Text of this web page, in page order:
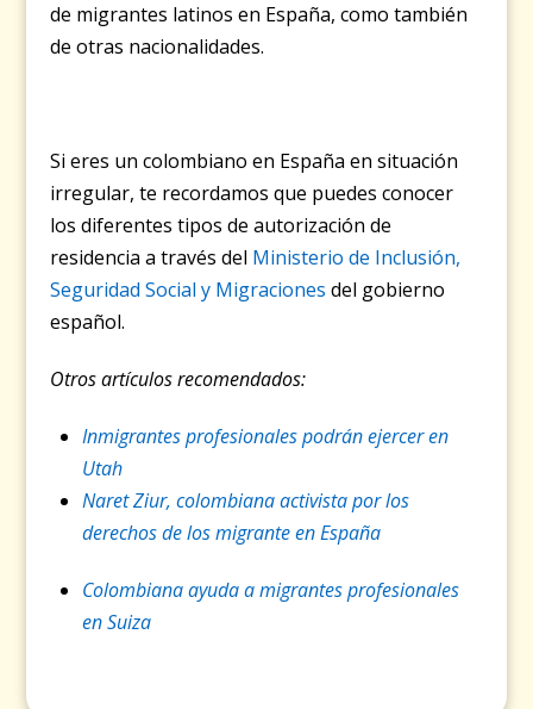
de migrantes latinos en España, como también
de otras nacionalidades.
Si eres un colombiano en España en situación
irregular, te recordamos que puedes conocer
los diferentes tipos de autorización de
residencia a través del Ministerio de Inclusión,
Seguridad Social y Migraciones del gobierno
español.
Otros artículos recomendados:
Inmigrantes profesionales podrán ejercer en
Utah
Naret Ziur, colombiana activista por los
derechos de los migrante en España
Colombiana ayuda a migrantes profesionales
en Suiza